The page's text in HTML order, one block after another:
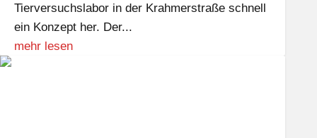
Tierversuchslabor in der Krahmerstraße schnell
ein Konzept her. Der...
mehr lesen